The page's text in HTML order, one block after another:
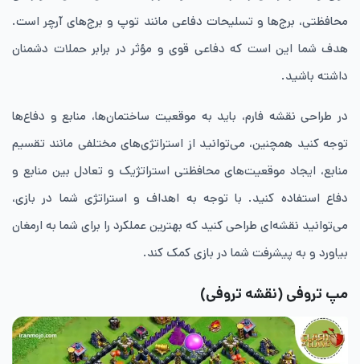
محافظتی، برج‌ها و تسلیحات دفاعی مانند توپ و برج‌های آرچر است.
هدف شما این است که دفاعی قوی و مؤثر در برابر حملات دشمنان
داشته باشید.
در طراحی نقشه فارم، باید به موقعیت ساختمان‌ها، منابع و دفاع‌ها
توجه کنید همچنین، می‌توانید از استراتژی‌های مختلفی مانند تقسیم
منابع، ایجاد موقعیت‌های محافظتی استراتژیک و تعادل بین منابع و
دفاع استفاده کنید. با توجه به اهداف و استراتژی شما در بازی،
می‌توانید نقشه‌ای طراحی کنید که بهترین عملکرد را برای شما به ارمغان
بیاورد و به پیشرفت شما در بازی کمک کند.
مپ تروفی (نقشه تروفی)